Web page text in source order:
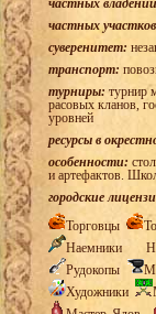
частных
частных
суверенитет:
транспорт:
турниры: турнир
расовых кланов,
уровней
ресурсы в
особенности:
и артефактов.
городские
Торговцы
Наемники
Рудокопы
Художники